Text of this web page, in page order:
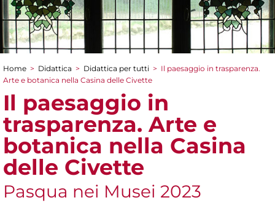
Tu sei qui
Home > Didattica > Didattica per tutti > Il paesaggio in trasparenza.
Arte e botanica nella Casina delle Civette
Il paesaggio in
trasparenza. Arte e
botanica nella Casina
delle Civette
Pasqua nei Musei 2023